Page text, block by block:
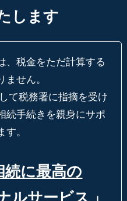
します
、税金をただ計算する
ません。
て税務署に指摘を受け
続手続きを親身にサポ
す。
に最高の
ルサービス 」